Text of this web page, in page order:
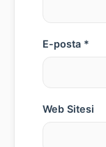
E-posta *
Web Sitesi